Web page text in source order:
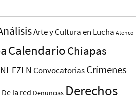
Arte y Cultura en Lucha Atenco
CalendarioChiapas
EZLN ConvocatoriasCrímenes
De la red Denuncias Derechos